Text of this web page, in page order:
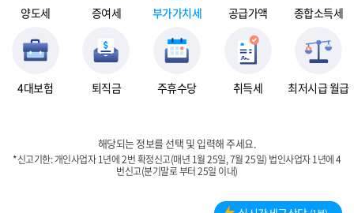
양도세 증여세 부가가치세 공급가액 종합소득세
4대보험 퇴직금 주휴수당 취득세 최저시급 월급
해당되는 정보를 선택 및 입력해 주세요.
*신고기한: 개인사업자 1년에 2번 확정신고(매년 1월 25일, 7월 25일) 법인사업자 1년에 4
번신고(분기말로 부터 25일 이내)